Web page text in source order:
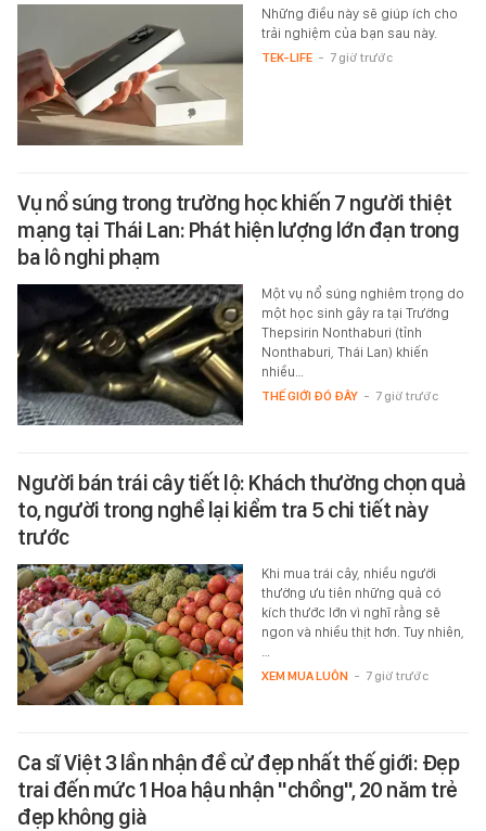
Những điều này sẽ giúp ích cho
trải nghiệm của bạn sau này.
TEK-LIFE - 7 giờ trước
Vụ nổ súng trong trường học khiến 7 người thiệt
mạng tại Thái Lan: Phát hiện lượng lớn đạn trong
ba lô nghi phạm
Một vụ nổ súng nghiêm trọng do
một học sinh gây ra tại Trường
Thepsirin Nonthaburi (tỉnh
Nonthaburi, Thái Lan) khiến
nhiều…
THẾ GIỚI ĐÓ ĐÂY - 7 giờ trước
Người bán trái cây tiết lộ: Khách thường chọn quả
to, người trong nghề lại kiểm tra 5 chi tiết này
trước
Khi mua trái cây, nhiều người
thường ưu tiên những quả có
kích thước lớn vì nghĩ rằng sẽ
ngon và nhiều thịt hơn. Tuy nhiên,
XEM MUA LUÔN - 7 giờ trước
Ca sĩ Việt 3 lần nhận đề cử đẹp nhất thế giới: Đẹp
trai đến mức 1 Hoa hậu nhận "chồng", 20 năm trẻ
đẹp không già